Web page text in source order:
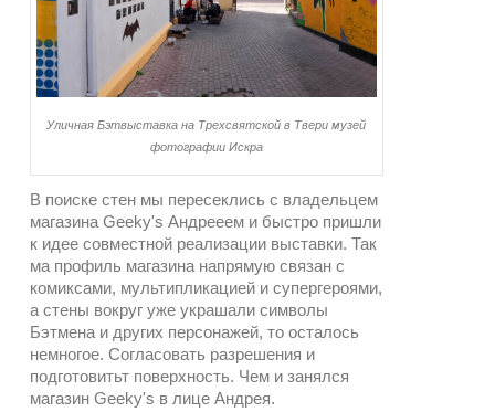
Уличная Бэтвыставка на Трехсвятской в Твери музей
фотографии Искра
В поиске стен мы пересеклись с владельцем
магазина Geeky's Андрееем и быстро пришли
к идее совместной реализации выставки. Так
ма профиль магазина напрямую связан с
комиксами, мультипликацией и супергероями,
а стены вокруг уже украшали символы
Бэтмена и других персонажей, то осталось
немногое. Согласовать разрешения и
подготовитьт поверхность. Чем и занялся
магазин Geeky's в лице Андрея.